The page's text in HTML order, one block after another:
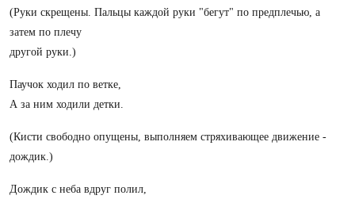
(Руки скрещены. Пальцы каждой руки "бегут" по предплечью, а
затем по плечу
другой руки.)
Паучок ходил по ветке,
А за ним ходили детки.
(Кисти свободно опущены, выполняем стряхивающее движение -
дождик.)
Дождик с неба вдруг полил,